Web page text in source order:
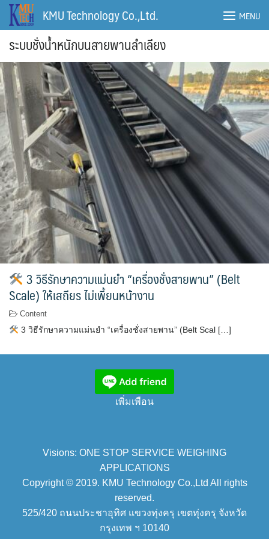
Skip
KMU Technology Co.,Ltd. MENU
ระบบชั่งน้ำหนักบนสายพานลำเลียง
3 วิธีรักษาความแม่นยำ “เครื่องชั่งสายพาน” (Belt
Scale) ให้เสถียร ไม่เพี้ยนหน้างาน
Content
3 วิธีรักษาความแม่นยำ “เครื่องชั่งสายพาน” (Belt Scal […]
เพิ่มเพือน
Visions: ONE STOP SERVICE WEIGHING
APPLICATIONS
Copyright © 2019. KMU Technology Co.,Ltd All rights
reserved.
525/420 ถนนประชาอุทิศ แขวงทุ่งครุ เขตทุ่งครุ จังหวัด
กรุงเทพ ฯ 10140